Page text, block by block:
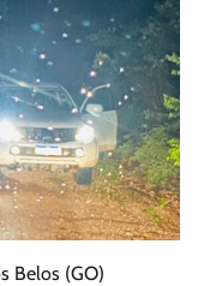
Belos (GO)